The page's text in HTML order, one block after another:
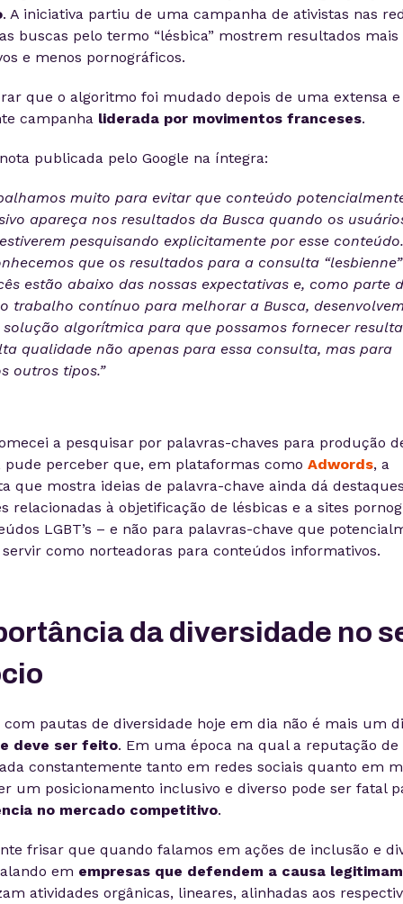
. A iniciativa partiu de uma campanha de ativistas nas
buscas pelo termo “lésbica” mostrem resultados mais
e menos pornográficos.
que o algoritmo foi mudado depois de uma extensa e
campanha liderada por movimentos franceses.
publicada pelo Google na íntegra:
muito para evitar que conteúdo
apareça nos resultados da Busca quando os
pesquisando explicitamente por esse conteúdo.
que os resultados para a consulta
estão abaixo das nossas expectativas e, como parte
trabalho contínuo para melhorar a Busca,
algorítmica para que possamos fornecer
qualidade não apenas para essa consulta, mas para
outros tipos.”
a pesquisar por palavras-chaves para produção
pude perceber que, em plataformas como Adwords, a
que mostra ideias de palavra-chave ainda dá
relacionadas à objetificação de lésbicas e a sites
LGBT’s – e não para palavras-chave que
como norteadoras para conteúdos informativos.
da diversidade no
pautas de diversidade hoje em dia não é mais um
deve ser feito. Em uma época na qual a reputação de
constantemente tanto em redes sociais quanto em
um posicionamento inclusivo e diverso pode ser fatal
no mercado competitivo.
frisar que quando falamos em ações de inclusão e
em empresas que defendem a causa
atividades orgânicas, lineares, alinhadas aos